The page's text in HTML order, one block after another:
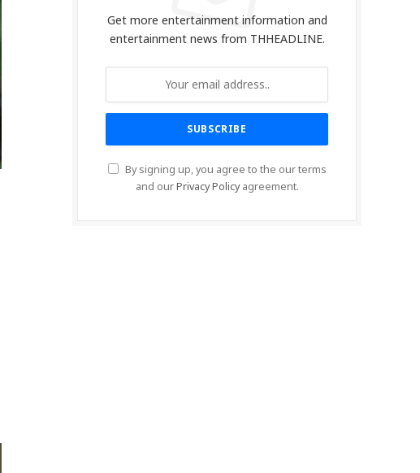
Get more entertainment information and
entertainment news from THHEADLINE.
By signing up, you agree to the our terms
and ourPrivacy Policyagreement.